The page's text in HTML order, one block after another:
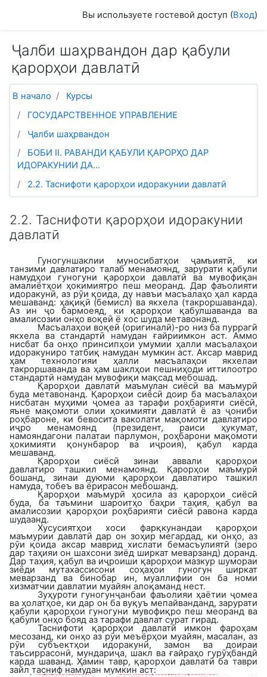
Вы используете гостевой доступ (Вход)
Ҷалби шаҳрвандон дар қабули
қарорҳои давлатӣ
В начало
Курсы
ГОСУДАРСТВЕННОЕ УПРАВЛЕНИЕ
Ҷалби шаҳрвандон
БОБИ II. РАВАНДИ ҚАБУЛИ ҚАРОРҲО ДАР
ИДОРАКУНИИ ДА...
2.2. Таснифоти қарорҳои идоракунии давлатӣ
2.2. Таснифоти қарорҳои идоракунии
давлатӣ
Гуногуншаклии муносибатҳои ҷамъиятӣ, ки
танзими давлатиро талаб менамоянд, зарурати қабули
намудҳои гуногуни қарорҳои давлатӣ ва мувофиқан
амалиётҳои ҳокимиятро пеш меоранд. Дар фаъолияти
идоракунӣ, аз рӯи қоида, ду навъи масъалаҳо ҳал карда
мешаванд: ҳақиқӣ (бемисл) ва якхела (такроршаванда).
Аз ин ҷо бармоеяд, ки қарорҳои қабулшаванда ва
амалисозии онҳо воқеӣ ё хос шуда метавонанд.
Масъалаҳои воқеӣ (оригиналӣ)-ро низ ба пуррагӣ
якхела ва стандартӣ намудан ғайриимкон аст. Аммо
нисбат ба онҳо принсипҳои умумии ҳалли масъалаҳои
идоракуниро татбиқ намудан мумкин аст. Аксар маврид
ҳам технологияи ҳалли масъалаҳои якхелаи
такроршаванда ва ҳам шаклҳои пешниҳоди иттилоотро
стандартӣ намудан мувофиқи мақсад мебошад.
Қарорҳои давлатӣ маъмулан сиёсӣ ва маъмурӣ
буда метавонанд. Қарорҳои сиёсӣ доир ба масъалаҳои
нисбатан муҳими ҷомеа аз тарафи роҳбарияти сиёсӣ,
яъне мақомоти олии ҳокимияти давлатӣ ё аз ҷониби
роҳбароне, ки бевосита ваколати мақомоти давлатиро
иҷро менамоянд (президент, раиси ҳукумат,
намояндагони палатаи парлумон, роҳбарони мақомоти
ҳокимияти қонунбарор ва иҷроия), қабул карда
мешаванд.
Қарорҳои сиёсӣ зинаи аввали қарорҳои
давлатиро ташкил менамоянд. Қарорҳои маъмурӣ
бошанд, зинаи дуюми қарорҳои давлатиро ташкил
намуда, тобеъ ва ёрирасон мебошанд.
Қарорҳои маъмурӣ ҳосила аз қарорҳои сиёсӣ
буда, ба таъмини шароитҳо баҳри таҳия, қабул ва
амалисозии қарорҳои роҳбарияти сиёсӣ равона карда
шудаанд.
Хусусиятҳои хоси фарқкунандаи қарорҳои
маъмурии давлатӣ дар он зоҳир мегардад, ки онҳо, аз
рӯи қоида аксар маврид хислати бемасъулиятӣ (зеро
дар таҳияи он шахсони зиёд ширкат меварзанд) доранд.
Дар таҳия, қабул ва иҷроиши қарорҳои мазкур шумораи
зиёди мутахассисони соҳаҳои гуногун ширкат
меварзанд ва бинобар ин, муаллифии он ба номи
хизматчии давлатии муайян алоқаманд нест.
Зуҳуроти гуногунҷанбаи фаъолияи ҳаётии ҷомеа
ва ҳолатҳое, ки дар он ба вуқуъ мепайванданд, зарурати
қабули қарорҳои гуногуни мувофиқро пеш меоранд ва
қабули онҳо бояд аз тарафи давлат сурат гирад.
Таснифоти қарорҳои давлатӣ имкон фароҳам
месозанд, ки онҳо аз рӯи меъёрҳои муайян, масалан, аз
рӯи субъектҳои идоракунӣ, замон ва доираи
таъсиррасонӣ, мундариҷа, шакл ва ғайраҳо гурӯҳбандӣ
карда шаванд. Ҳамин тавр, қарорҳои давлатӣ ба таври
зайл тасниф намудан мумкин аст: